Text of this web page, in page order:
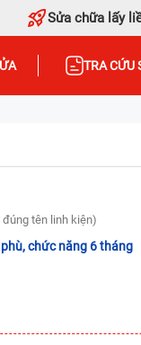
Sửa chữa lấy
TRA CỨU
đúng tên linh kiện)
chức năng 6 tháng